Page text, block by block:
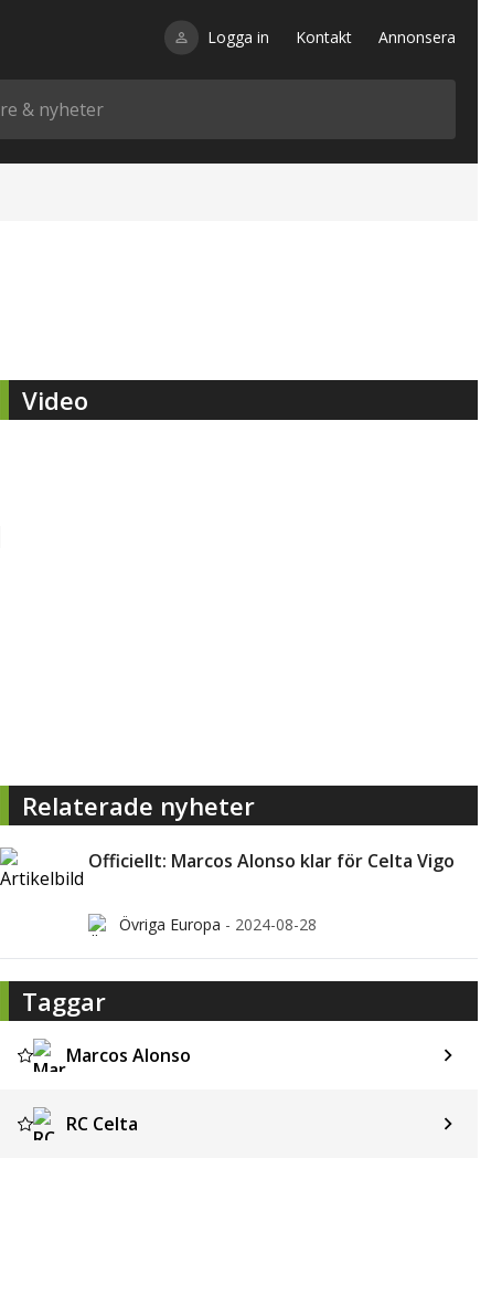
Logga in Kontakt Annonsera
Video
Relaterade nyheter
Officiellt: Marcos Alonso klar för Celta Vigo
Övriga Europa - 2024-08-28
Taggar
Marcos Alonso
RC Celta